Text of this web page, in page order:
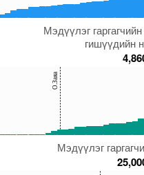
50000000000000052716515000000000000005237696
Мэдүүлэг
гишүүдийн
50000000000000052716785000000000000005272120
О.Заяа
Мэдүүлэг